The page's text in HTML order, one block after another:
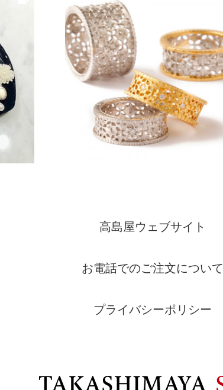
高島屋ウェブサイト
お電話でのご注文について
プライバシーポリシー